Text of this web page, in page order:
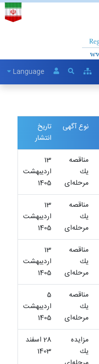
Language
نوع آگهی
تاریخ
انتشار
مناقصه
یك
مرحله‌ای
13
اردیبهشت
1405
مناقصه
یك
مرحله‌ای
13
اردیبهشت
1405
مناقصه
یك
مرحله‌ای
13
اردیبهشت
1405
مناقصه
یك
مرحله‌ای
5
اردیبهشت
1405
مزایده
یك
28 اسفند
1403